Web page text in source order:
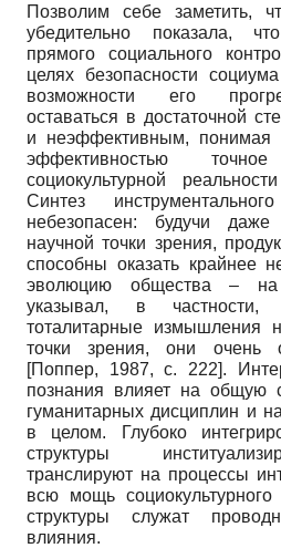
Позволим себе заметить,
убедительно показала,
прямого социального
целях безопасности
возможности его
оставаться в достаточной
и неэффективным, понимая
эффективностью
социокультурной
Синтез
небезопасен: будучи даже
научной точки зрения,
способны ока­зать крайнее
эволюцию общества – на
указывал, в
тоталитарные измышления
точки зрения, они очень
[Поппер, 1987, с. 222].
познания влияет на общую
гуманитарных дисцип­лин и
в целом. Глубоко
струк­туры
транслируют на процессы
всю мощь
структуры служат
влияния.